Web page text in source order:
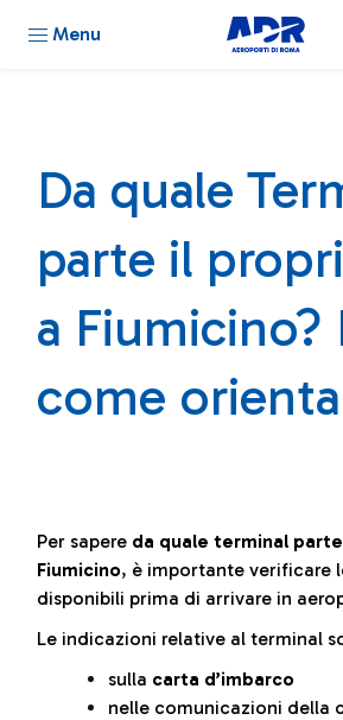
Menu
Da quale
parte il
a Fiumicino?
come
Per sapere da quale terminal
Fiumicino, è importante verificare
disponibili prima di arrivare in
Le indicazioni relative al terminal
sulla carta d’imbarco
nelle comunicazioni della